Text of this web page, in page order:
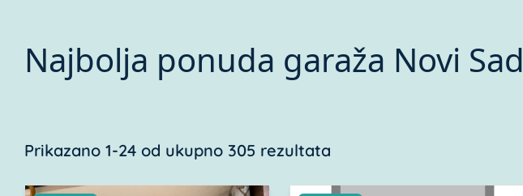
Najbolja ponuda garaža Novi Sad
Prikazano 1-24 od ukupno 305 rezultata